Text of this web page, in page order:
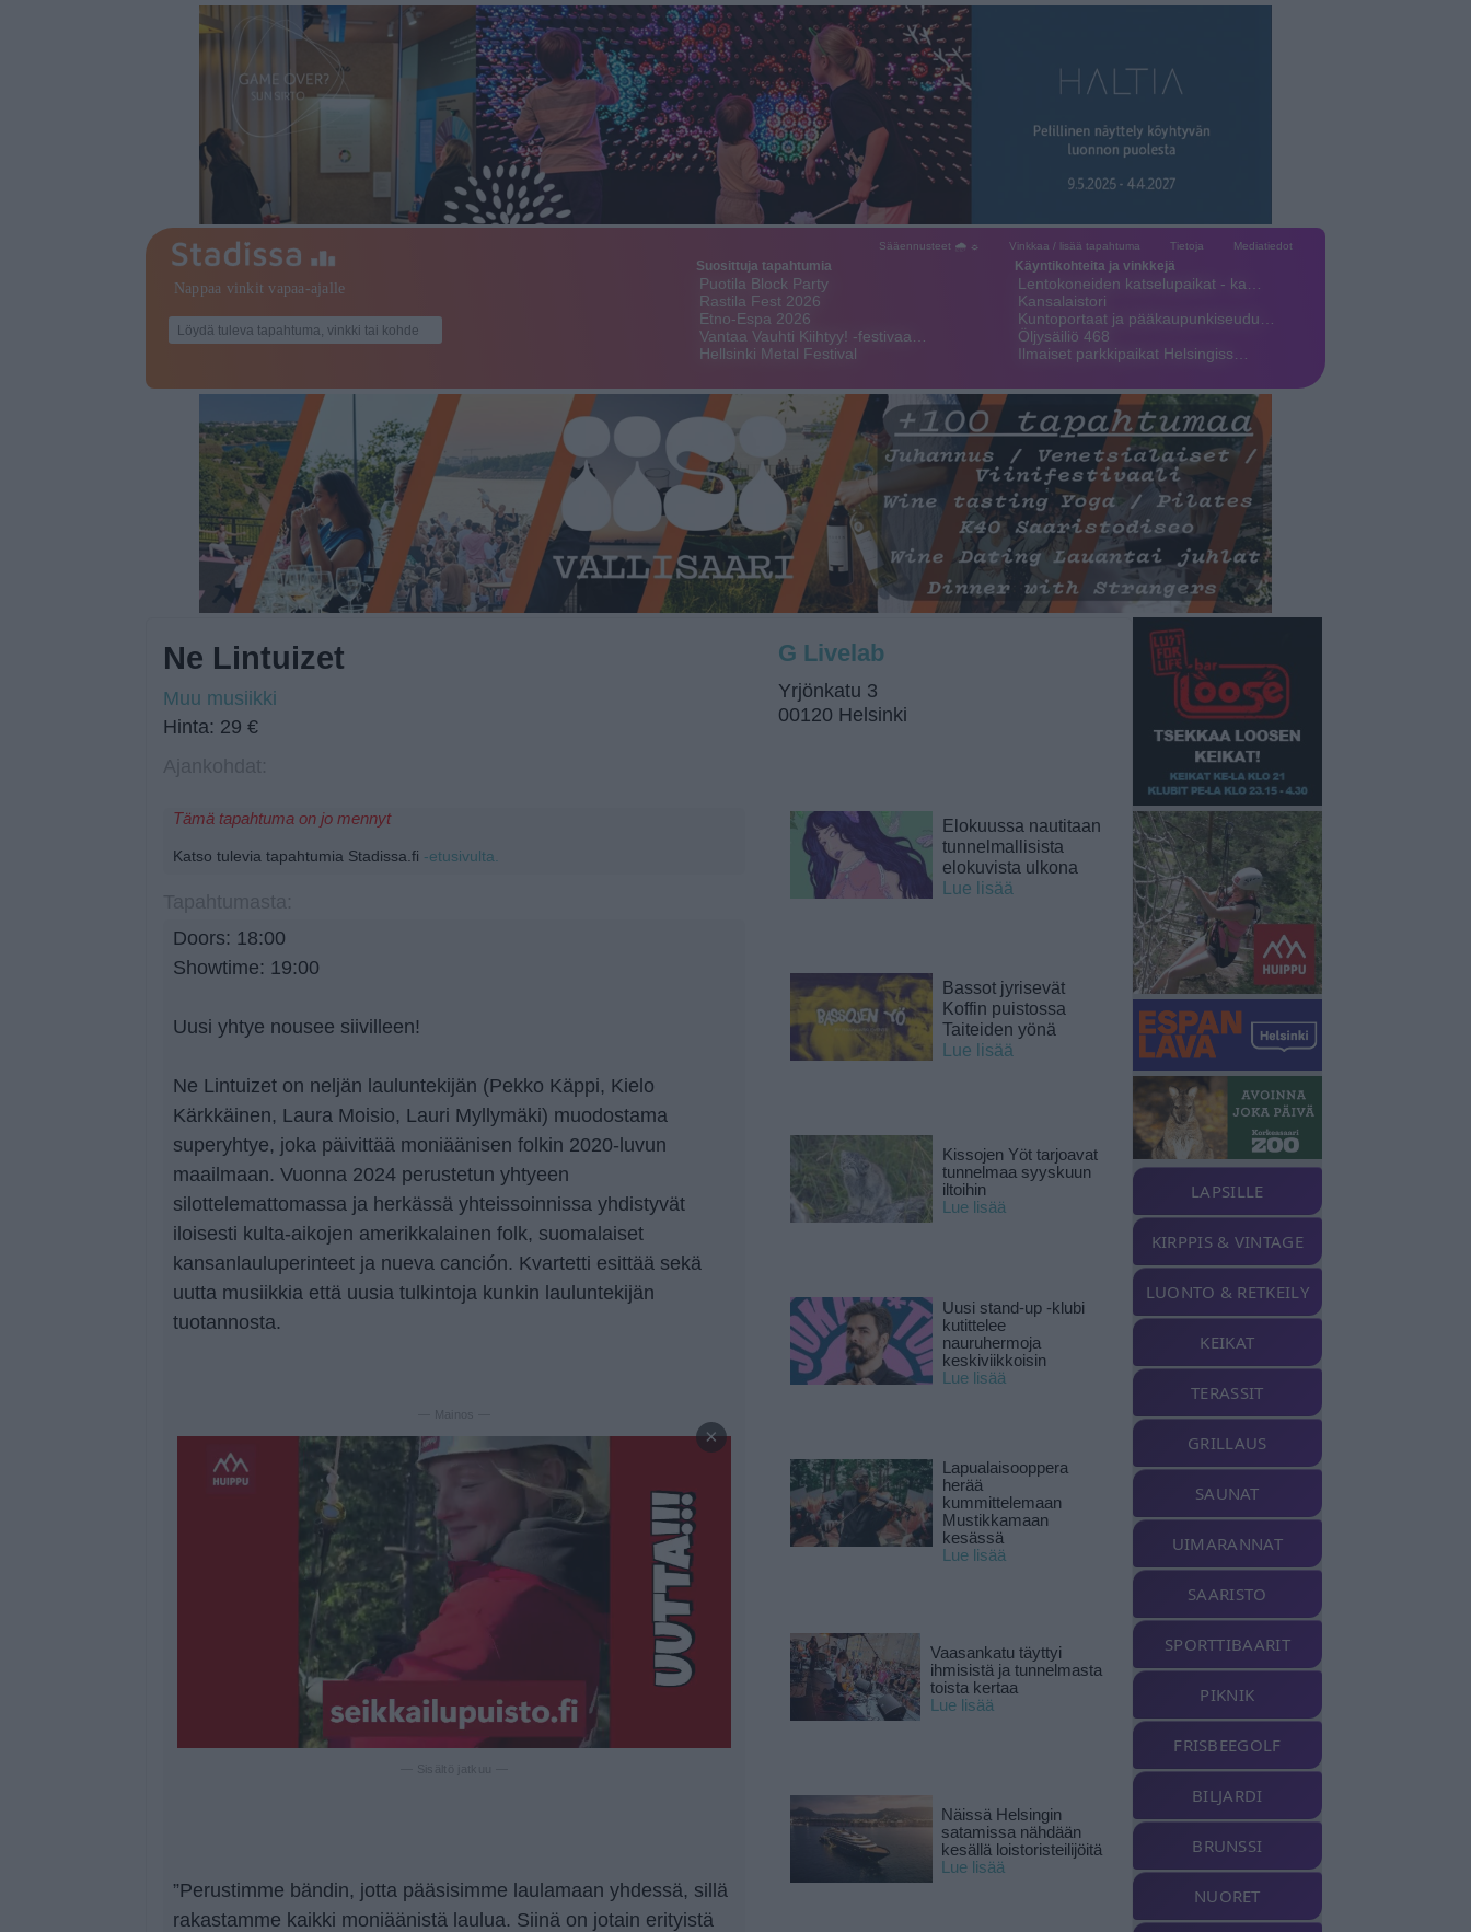
Sääennusteet 🌧 ☼ Vinkkaa / lisää tapahtuma Tietoja Mediatiedot
Suosittuja tapahtumia
Puotila Block Party
Rastila Fest 2026
Etno-Espa 2026
Vantaa Vauhti Kiihtyy! -festivaa…
Hellsinki Metal Festival
Käyntikohteita ja vinkkejä
Lentokoneiden katselupaikat - ka…
Kansalaistori
Kuntoportaat ja pääkaupunkiseudu…
Öljysäiliö 468
Ilmaiset parkkipaikat Helsingiss…
Ne Lintuizet
Muu musiikki
Hinta: 29 €
Tämä tapahtuma on jo mennyt
Katso tulevia tapahtumia Stadissa.fi -etusivulta.
Doors: 18:00
Showtime: 19:00
Uusi yhtye nousee siivilleen!
Ne Lintuizet on neljän lauluntekijän (Pekko Käppi, Kielo
Kärkkäinen, Laura Moisio, Lauri Myllymäki) muodostama
superyhtye, joka päivittää moniäänisen folkin 2020-luvun
maailmaan. Vuonna 2024 perustetun yhtyeen
silottelemattomassa ja herkässä yhteissoinnissa yhdistyvät
iloisesti kulta-aikojen amerikkalainen folk, suomalaiset
kansanlauluperinteet ja nueva canción. Kvartetti esittää sekä
uutta musiikkia että uusia tulkintoja kunkin lauluntekijän
tuotannosta.
— Mainos —
×
”Perustimme bändin, jotta pääsisimme laulamaan yhdessä, sillä
rakastamme kaikki moniäänistä laulua. Siinä on jotain erityistä
G Livelab
Yrjönkatu 3
00120 Helsinki
Elokuussa nautitaan
tunnelmallisista
elokuvista ulkona
Lue lisää
Bassot jyrisevät
Koffin puistossa
Taiteiden yönä
Lue lisää
Kissojen Yöt tarjoavat
tunnelmaa syyskuun
iltoihin
Lue lisää
Uusi stand-up -klubi
kutittelee
nauruhermoja
keskiviikkoisin
Lue lisää
Lapualaisooppera
herää
kummittelemaan
Mustikkamaan
kesässä
Lue lisää
Vaasankatu täyttyi
ihmisistä ja tunnelmasta
toista kertaa
Lue lisää
Näissä Helsingin
satamissa nähdään
kesällä loistoristeilijöitä
Lue lisää
LAPSILLE
KIRPPIS & VINTAGE
LUONTO & RETKEILY
KEIKAT
TERASSIT
GRILLAUS
SAUNAT
UIMARANNAT
SAARISTO
SPORTTIBAARIT
PIKNIK
FRISBEEGOLF
BILJARDI
BRUNSSI
NUORET